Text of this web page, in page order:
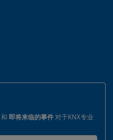
和 即将来临的事件对于KNX专业